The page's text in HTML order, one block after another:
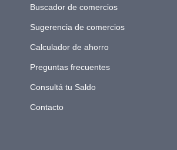
Buscador de comercios
Sugerencia de comercios
Calculador de ahorro
Preguntas frecuentes
Consultá tu Saldo
Contacto